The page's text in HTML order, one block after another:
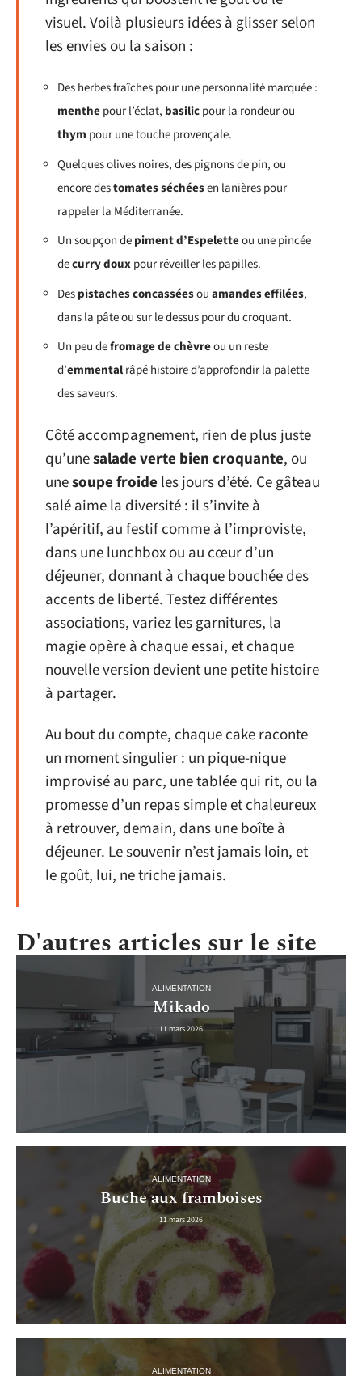
visuel. Voilà plusieurs idées à glisser selon
les envies ou la saison :
Des herbes fraîches pour une personnalité marquée :
menthepour l’éclat, basilicpour la rondeur ou
thym pour une touche provençale.
Quelques olives noires, des pignons de pin, ou
encore destomates séchéesen lanières pour
rappeler la Méditerranée.
Un soupçon depiment d’Espeletteou une pincée
decurry douxpour réveiller les papilles.
Despistaches concasséesouamandes effilées,
dans la pâte ou sur le dessus pour du croquant.
Un peu defromage de chèvreou un reste
d’emmentalrâpé histoire d’approfondir la palette
des saveurs.
Côté accompagnement, rien de plus juste
qu’unesalade verte bien croquante, ou
unesoupe froide les jours d’été. Ce gâteau
salé aime la diversité : il s’invite à
l’apéritif, au festif comme à l’improviste,
dans une lunchbox ou au cœur d’un
déjeuner, donnant à chaque bouchée des
accents de liberté. Testez différentes
associations, variez les garnitures, la
magie opère à chaque essai, et chaque
nouvelle version devient une petite histoire
à partager.
Au bout du compte, chaque cake raconte
un moment singulier : un pique-nique
improvisé au parc, une tablée qui rit, ou la
promesse d’un repas simple et chaleureux
à retrouver, demain, dans une boîte à
déjeuner. Le souvenir n’est jamais loin, et
le goût, lui, ne triche jamais.
D'autres articles sur le site
ALIMENTATION
Mikado
11 mars 2026
ALIMENTATION
Buche aux framboises
11 mars 2026
ALIMENTATION